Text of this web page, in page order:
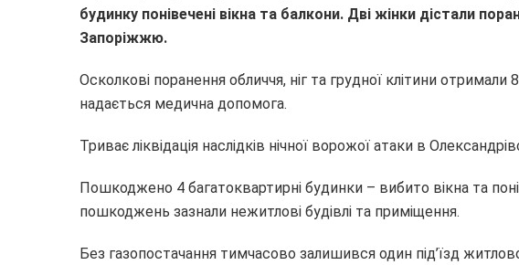
будинку понівечені вікна та балкони. Дві жінки дістали
Запоріжжю.
Осколкові поранення обличчя, ніг та грудної клітини отримали
надається медична допомога.
Триває ліквідація наслідків нічної ворожої атаки в
Пошкоджено 4 багатоквартирні будинки – вибито вікна та
пошкоджень зазнали нежитлові будівлі та приміщення.
Без газопостачання тимчасово залишився один під’їзд